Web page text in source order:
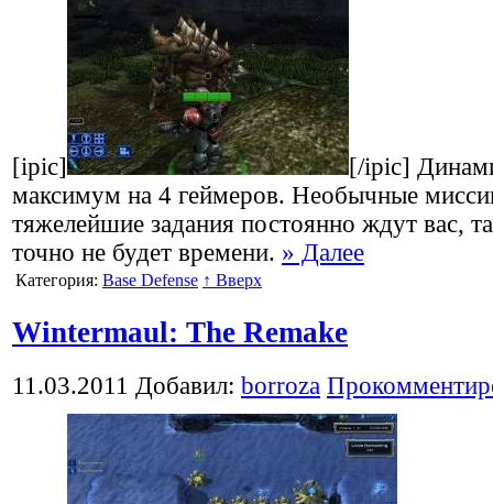
[ipic]
[/ipic]
максимум на 4 геймеров. Необычные
тяжелейшие задания постоянно ждут вас,
точно не будет времени. » Далее
Категория: Base Defense ↑ Вверх
Wintermaul: The Remake
11.03.2011 Добавил: borroza